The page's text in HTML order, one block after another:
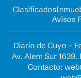
Clasificados
Avisos
Diario de Cuyo -
Av. Alem Sur
Contacto: